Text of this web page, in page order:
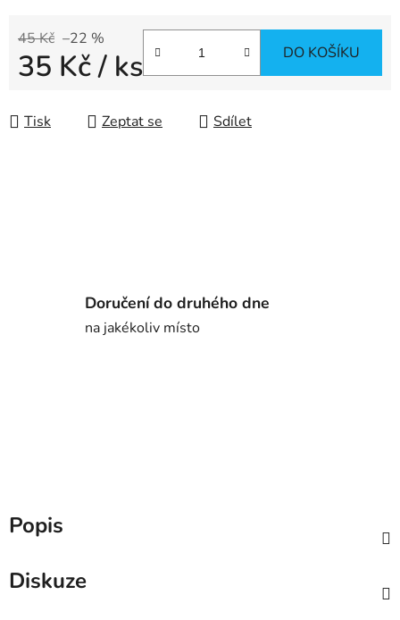
45 Kč –22 %
35 Kč/ ks DO KOŠÍKU
Tisk Zeptat se Sdílet
Doručení do druhého dne
na jakékoliv místo
Popis
Diskuze